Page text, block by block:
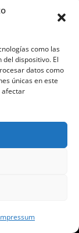
como las
dispositivo. El
datos como
únicas en este
afectar
en tus